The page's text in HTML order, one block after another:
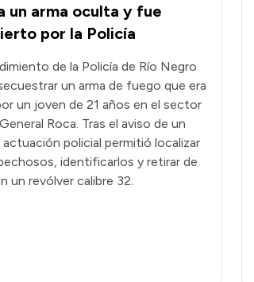
un arma oculta y fue
por la Policía
de la Policía de Río Negro
un arma de fuego que era
un joven de 21 años en el sector
Roca. Tras el aviso de un
actuación policial permitió localizar
identificarlos y retirar de
un revólver calibre 32.